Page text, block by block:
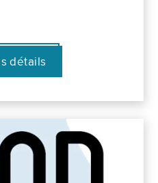
détails